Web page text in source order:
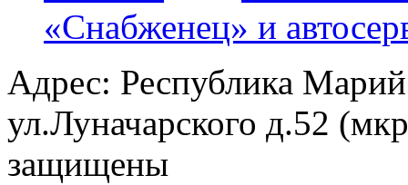
«Снабженец» и
Адрес: Республика
ул.Луначарского д.52
защищены